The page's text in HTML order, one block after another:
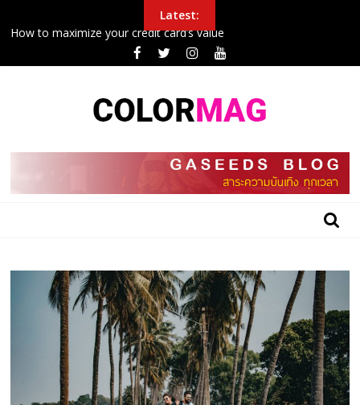
to
Latest:
How to maximize your credit card’s value
Police Arrest Protesters Amid Curfew In Northeast
New airplane seat design will make it easier to sleep in economy
College football halftime winner shares gospel after winning
BLOG
GASEEDS
ข้อมูล